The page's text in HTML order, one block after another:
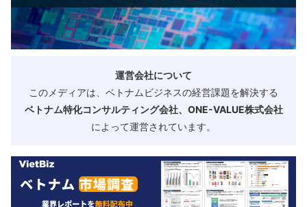
運営会社について
このメディアは、ベトナムビジネスの経営課題を解決する
ベトナム特化コンサルティング会社、ONE-VALUE株式会社
によって運営されています。